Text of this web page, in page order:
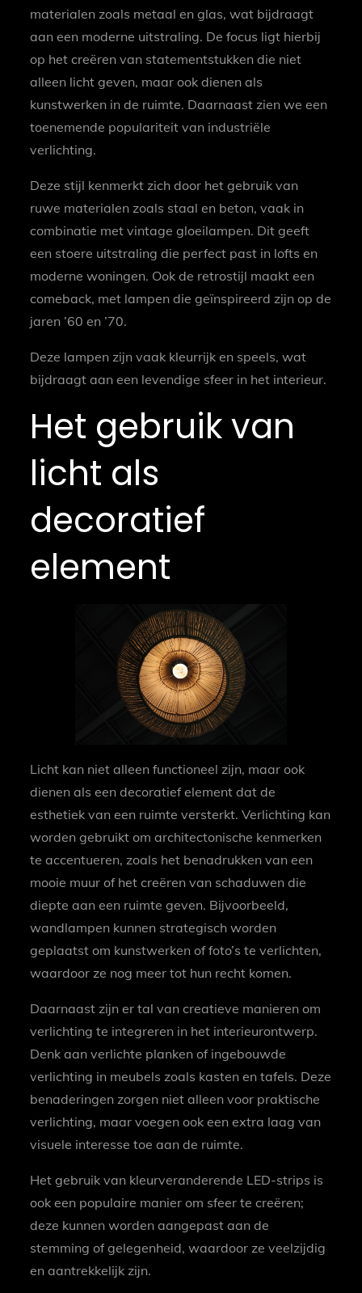
materialen zoals metaal en glas, wat bijdraagt
aan een moderne uitstraling. De focus ligt hierbij
op het creëren van statementstukken die niet
alleen licht geven, maar ook dienen als
kunstwerken in de ruimte. Daarnaast zien we een
toenemende populariteit van industriële
verlichting.
Deze stijl kenmerkt zich door het gebruik van
ruwe materialen zoals staal en beton, vaak in
combinatie met vintage gloeilampen. Dit geeft
een stoere uitstraling die perfect past in lofts en
moderne woningen. Ook de retrostijl maakt een
comeback, met lampen die geïnspireerd zijn op de
jaren ’60 en ’70.
Deze lampen zijn vaak kleurrijk en speels, wat
bijdraagt aan een levendige sfeer in het interieur.
Het gebruik van
licht als
decoratief
element
Licht kan niet alleen functioneel zijn, maar ook
dienen als een decoratief element dat de
esthetiek van een ruimte versterkt. Verlichting kan
worden gebruikt om architectonische kenmerken
te accentueren, zoals het benadrukken van een
mooie muur of het creëren van schaduwen die
diepte aan een ruimte geven. Bijvoorbeeld,
wandlampen kunnen strategisch worden
geplaatst om kunstwerken of foto’s te verlichten,
waardoor ze nog meer tot hun recht komen.
Daarnaast zijn er tal van creatieve manieren om
verlichting te integreren in het interieurontwerp.
Denk aan verlichte planken of ingebouwde
verlichting in meubels zoals kasten en tafels. Deze
benaderingen zorgen niet alleen voor praktische
verlichting, maar voegen ook een extra laag van
visuele interesse toe aan de ruimte.
Het gebruik van kleurveranderende LED-strips is
ook een populaire manier om sfeer te creëren;
deze kunnen worden aangepast aan de
stemming of gelegenheid, waardoor ze veelzijdig
en aantrekkelijk zijn.